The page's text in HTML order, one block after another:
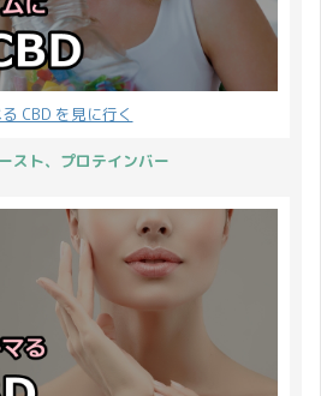
CBD を見に行く
スト、プロテインバー